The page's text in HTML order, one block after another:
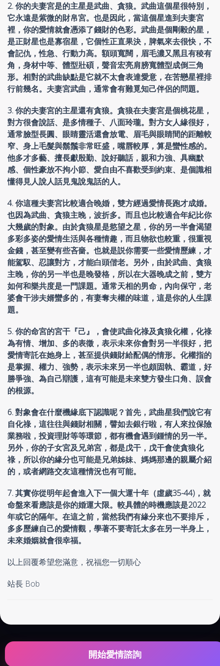
2. 你的夫妻宮是的主星是武曲、貪狼。武曲這個星很特別，
它永遠是紫微的財帛宮。也是因此，當這個星進到夫妻宮
裡，你的愛情就會憑添了錢財的色彩。武曲是個剛毅的星，
是正財星也是寡宿星，它個性正直果決，脾氣來去很快，不
會記仇，性急、行動力高。額頭寬闊，眉毛濃又黑且有稜有
角，身材中等、體型壯碩，聲音宏亮肩膀寬體型成倒三角
形。相對的武曲缺點是它就不太會表達愛意，在苦戀星裡排
行前幾名。夫妻宮武曲，通常會有難覓知己伴侶的問題。
3. 你的夫妻宮的主星還有貪狼。貪狼在夫妻宮是個桃花星，
對方很會說話、是多情種子、八面玲瓏。對方女人緣很好，
通常臉型長圓、眼睛靈活還會放電、眉毛與眼睛間的距離較
窄、身上毛髮與鬍鬚非常旺盛，嘴唇較厚，算是蠻性感的。
他多才多藝、擅長獻殷勤、說好聽話，親和力強、具幽默
感、個性豪放不拘小節、愛自由不喜歡受到約束、是個識相
懂得見人說人話見鬼說鬼話的人。
4. 你這種夫妻宮比較適合晚婚，雙方經過愛情長跑才成婚。
也因為武曲、貪狼主晚，波折多。而且也比較適合年紀比你
大幾歲的對象。由於貪狼星是慾望之星，你的另一半會渴望
多彩多姿的愛情生活與各種情趣，而且物欲也較重，很重視
金錢，甚至變有些吝嗇。也就是説你需要一些愛情歷練，才
能駕馭、忍讓對方，才能白頭偕老。另外，由於武曲、貪狼
主晚，你的另一半也是晚發格，所以在大器晚成之前，雙方
如何和樂共度是一門課題。通常天相的男命，內向保守，老
婆會干涉夫婿蠻多的，有妻奪夫權的味道，這是你的人生課
題。
5. 你的命宮的宮干『己』，會使武曲化祿及貪狼化權，化祿
為有情、增加、多的表徵，表示未來你會對另一半很好，把
愛情寄託在她身上，甚至提供錢財給配偶的情形。化權指的
是掌握、權力、強勢，表示未來另一半也頗固執、霸道，好
勝爭強、為自己辯護，這有可能是未來雙方發生口角、誤會
的根源。
6. 對象會在什麼機緣底下認識呢？首先，武曲星我們說它有
自化祿，這往往與錢財相關，譬如去銀行啦，有人來拉保險
業務啦，投資理財等等環節，都有機會遇到鍾情的另一半。
另外，你的子女宮及兄弟宮，都是戊干，戊干會使貪狼化
祿，所以你的緣分也可能是兄弟姊妹、媽媽那邊的親屬介紹
的，或者網路交友這種情況也有可能。
7. 其實你從明年起會進入下一個大運十年（虛歲35-44)，就
命盤來看應該是你的婚運大限。較具體的時機應該是2022
年或它的隔年。在這之前，當然我們有緣分來也不要排斥，
多多歷練自己的愛情觀，學著不要寄託太多在另一半身上，
未來婚姻就會很幸福。
以上回覆希望您滿意，祝福您一切順心
站長 Bob
開始愛情諮詢